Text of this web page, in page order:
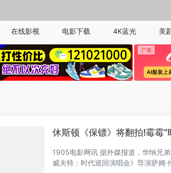
在线影视 电影下载 4K蓝光 美
休斯顿《保镖》将翻拍!霉霉“
1905电影网讯 据外媒报道，华纳兄
威夫特：时代巡回演唱会》导演萨姆·